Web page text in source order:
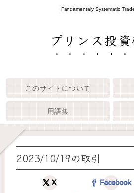
Fandamentaly Systematic
プリンス投
このサイトについて
用語集
2023/10/19の取引
X Facebook